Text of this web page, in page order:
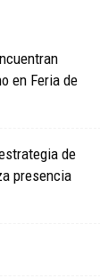
en Feria de
de
presencia